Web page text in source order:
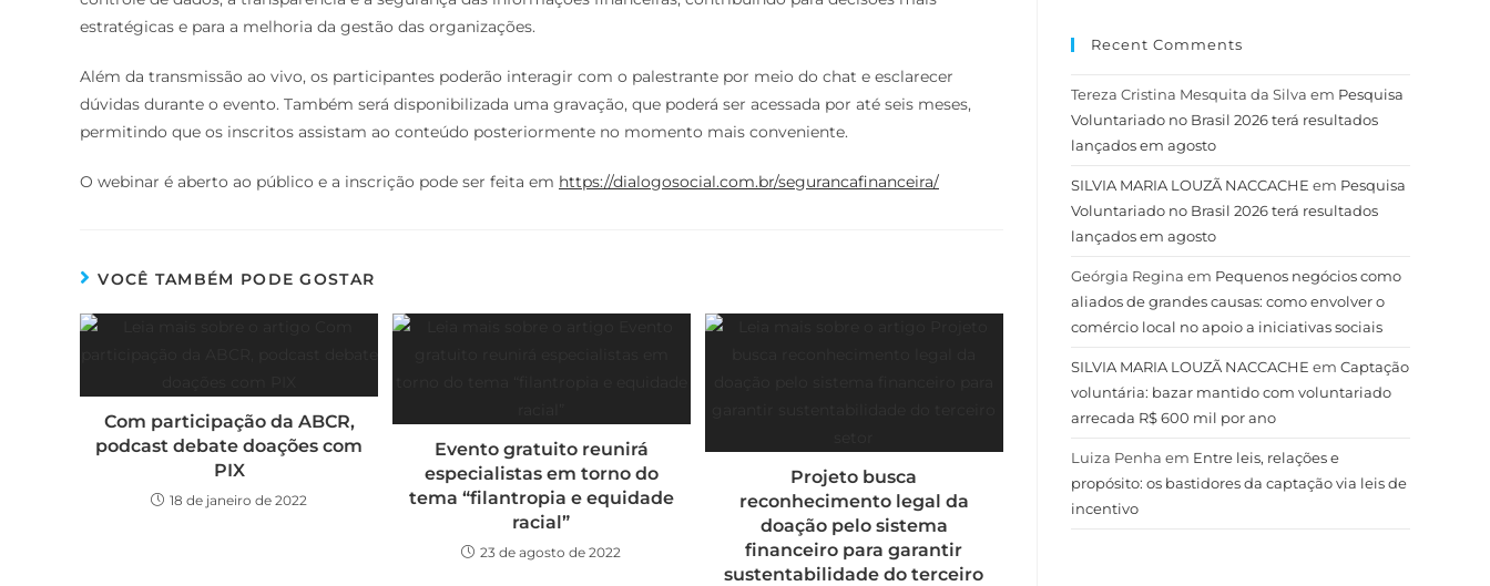
estratégicas e para a melhoria da gestão das organizações.
Além da transmissão ao vivo, os participantes poderão interagir com o palestrante por meio do chat e esclarecer
dúvidas durante o evento. Também será disponibilizada uma gravação, que poderá ser acessada por até seis meses,
permitindo que os inscritos assistam ao conteúdo posteriormente no momento mais conveniente.
O webinar é aberto ao público e a inscrição pode ser feita em https://dialogosocial.com.br/segurancafinanceira/
VOCÊ TAMBÉM PODE GOSTAR
Com participação da ABCR,
podcast debate doações com
PIX
18 de janeiro de 2022
Evento gratuito reunirá
especialistas em torno do
tema “filantropia e equidade
racial”
23 de agosto de 2022
Projeto busca
reconhecimento legal da
doação pelo sistema
financeiro para garantir
sustentabilidade do terceiro
Recent Comments
Tereza Cristina Mesquita da Silva em Pesquisa
Voluntariado no Brasil 2026 terá resultados
lançados em agosto
SILVIA MARIA LOUZÃ NACCACHE em Pesquisa
Voluntariado no Brasil 2026 terá resultados
lançados em agosto
Geórgia Regina em Pequenos negócios como
aliados de grandes causas: como envolver o
comércio local no apoio a iniciativas sociais
SILVIA MARIA LOUZÃ NACCACHE em Captação
voluntária: bazar mantido com voluntariado
arrecada R$ 600 mil por ano
Luiza Penha em Entre leis, relações e
propósito: os bastidores da captação via leis de
incentivo